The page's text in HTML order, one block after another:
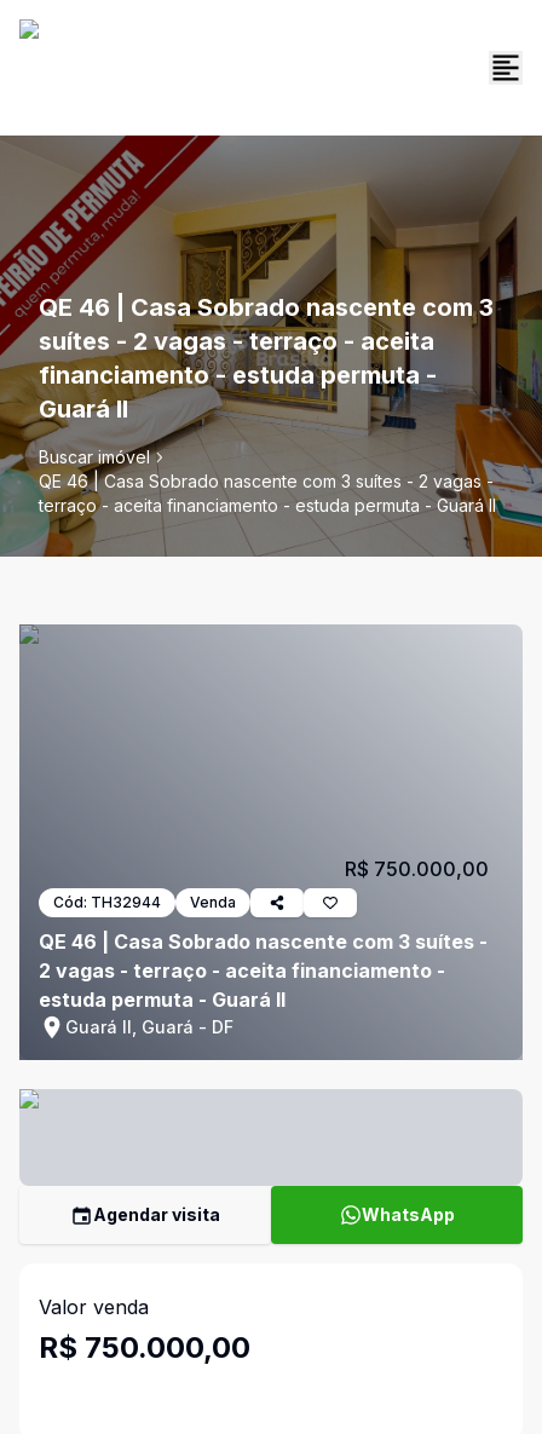
QE 46 | Casa Sobrado nascente com 3
suítes - 2 vagas - terraço - aceita
financiamento - estuda permuta -
Guará II
Buscar imóvel
QE 46 | Casa Sobrado nascente com 3 suítes - 2 vagas -
terraço - aceita financiamento - estuda permuta - Guará II
Cód: TH32944 Venda
QE 46 | Casa Sobrado nascente com 3 suítes -
2 vagas - terraço - aceita financiamento -
estuda permuta - Guará II
Guará II, Guará - DF
R$ 750.000,00
Agendar visita WhatsApp
Valor venda
R$ 750.000,00